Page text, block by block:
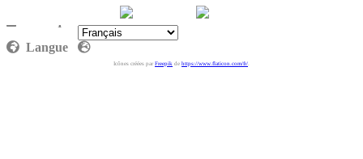
Politique de confidentialité
Langue
Icônes créées par Freepik de https://www.flaticon.com/fr/.